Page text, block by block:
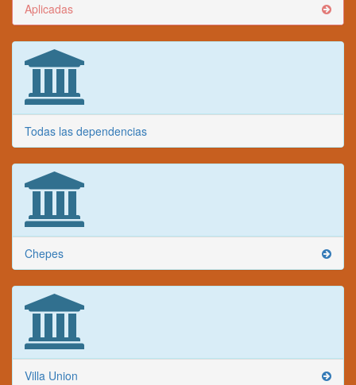
Aplicadas
Todas las dependencias
Chepes
Villa Union